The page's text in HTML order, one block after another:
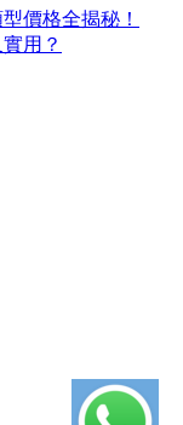
價格全揭秘！
用？